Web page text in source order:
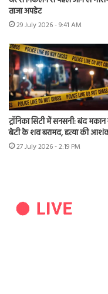
ताजा अपडेट
29 July 2026 - 9:41 AM
ट्रॉनिका सिटी में सनसनी: बंद
बेटी के शव बरामद, हत्या की
27 July 2026 - 2:19 PM